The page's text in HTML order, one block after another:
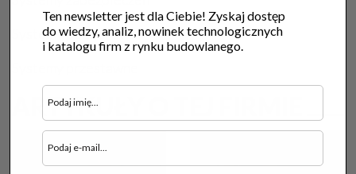
Systemy podporowe
ARTYKUŁY O TEJ FIRMIE
Ten newsletter jest dla Ciebie! Zyskaj dostęp
do wiedzy, analiz, nowinek technologicznych
i katalogu firm z rynku budowlanego.